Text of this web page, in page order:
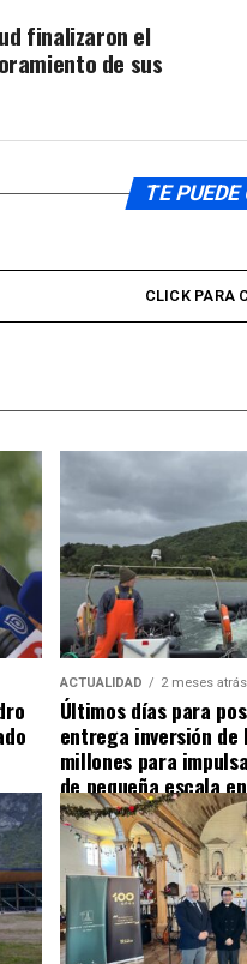
finalizaron el
de sus
TE
CLICK PARA
ACTUALIDAD 2 meses atrás
Últimos días para
entrega inversión de
millones para
de pequeña escala